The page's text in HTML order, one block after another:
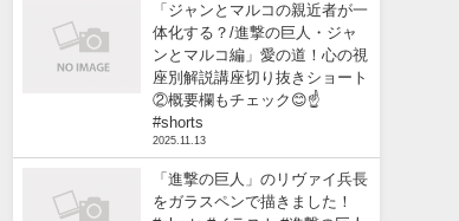
「ジャンとマルコの親近者が一
体化する？/進撃の巨人・ジャ
ンとマルコ編」愛の道！心の視
座別解説講座切り抜きショート
②概要欄もチェック😊☝️
#shorts
2025.11.13
「進撃の巨人」のリヴァイ兵長
をガラスペンで描きました！